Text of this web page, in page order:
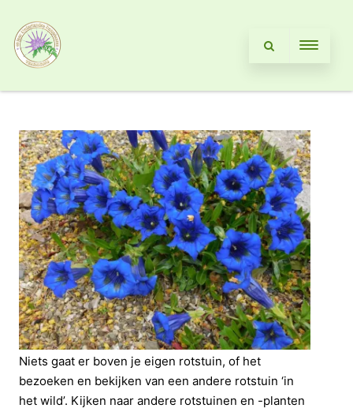
Niets gaat er boven je eigen rotstuin, of het
bezoeken en bekijken van een andere rotstuin ‘in
het wild’. Kijken naar andere rotstuinen en -planten